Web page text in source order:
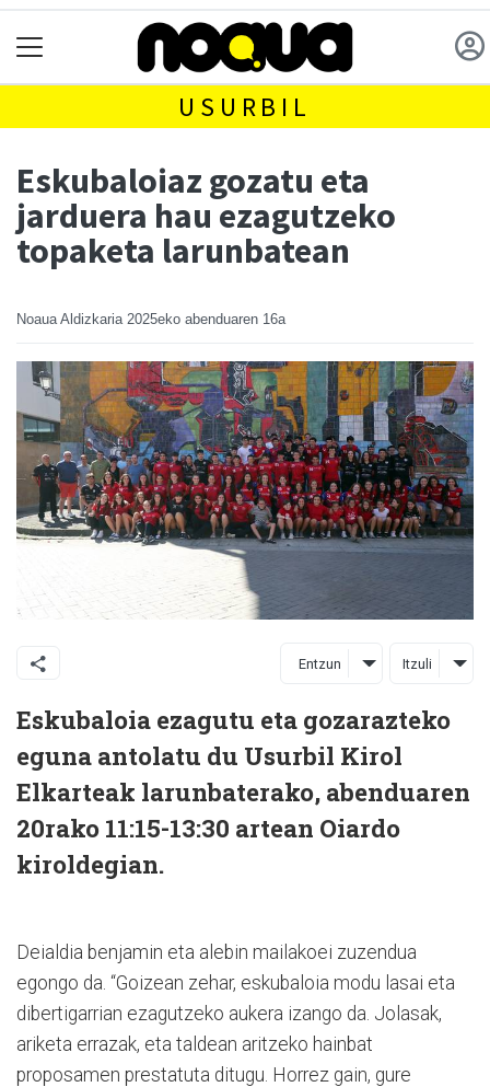
USURBIL
Eskubaloiaz gozatu eta
jarduera hau ezagutzeko
topaketa larunbatean
Noaua Aldizkaria 2025eko abenduaren 16a
Entzun Itzuli
Eskubaloia ezagutu eta gozarazteko
eguna antolatu du Usurbil Kirol
Elkarteak larunbaterako, abenduaren
20rako 11:15-13:30 artean Oiardo
kiroldegian.
Deialdia benjamin eta alebin mailakoei zuzendua
egongo da. “Goizean zehar, eskubaloia modu lasai eta
dibertigarrian ezagutzeko aukera izango da. Jolasak,
ariketa errazak, eta taldean aritzeko hainbat
proposamen prestatuta ditugu. Horrez gain, gure